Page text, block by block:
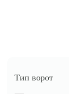
Тип ворот